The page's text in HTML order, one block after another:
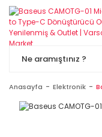
Anasayfa Elektronik